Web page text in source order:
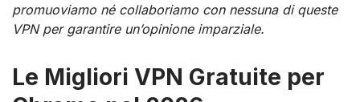
promuoviamo né collaboriamo con nessuna di queste
VPN per garantire un’opinione imparziale.
Le Migliori VPN Gratuite per